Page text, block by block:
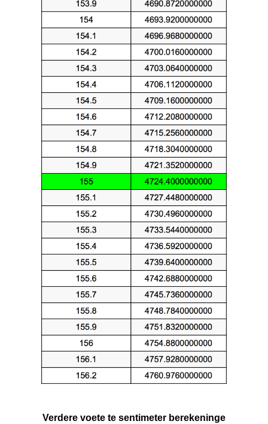
Verdere voete te sentimeter berekeninge